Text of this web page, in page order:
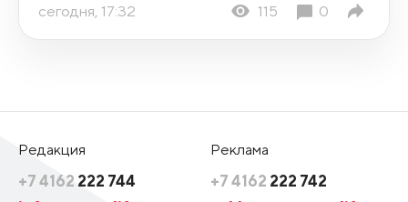
сегодня, 17:32 115 0
Редакция
+7 4162 222 744
Реклама
+7 4162 222 742